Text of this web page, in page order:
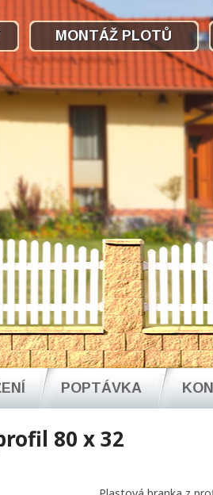
POPTÁVKA
MONTÁŽ PLOTŮ
80 x 32